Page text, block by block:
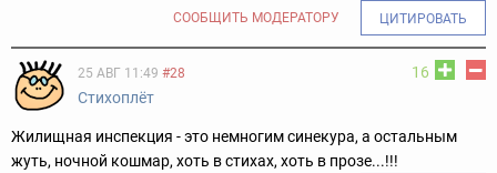
СООБЩИТЬ МОДЕРАТОРУ ЦИТИРОВАТЬ
16
25 АВГ 11:49 #28
Стихоплёт
Жилищная инспекция - это немногим синекура, а остальным
жуть, ночной кошмар, хоть в стихах, хоть в прозе...!!!